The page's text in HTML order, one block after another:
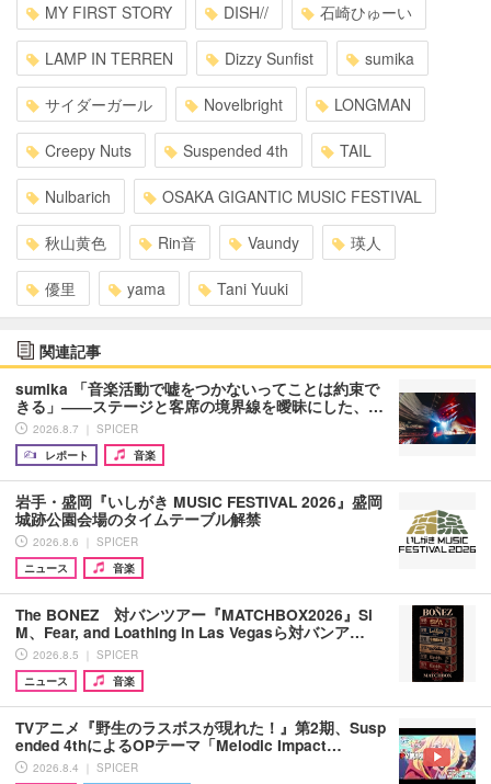
MY FIRST STORY DISH// 石崎ひゅーい
LAMP IN TERREN Dizzy Sunfist sumika
サイダーガール Novelbright LONGMAN
Creepy Nuts Suspended 4th TAIL
Nulbarich OSAKA GIGANTIC MUSIC FESTIVAL
秋山黄色 Rin音 Vaundy 瑛人
優里 yama Tani Yuuki
関連記事
sumika 「音楽活動で嘘をつかないってことは約束で
きる」――ステージと客席の境界線を曖昧にした、…
2026.8.7 ｜ SPICER
レポート
音楽
岩手・盛岡『いしがき MUSIC FESTIVAL 2026』盛岡
城跡公園会場のタイムテーブル解禁
2026.8.6 ｜ SPICER
ニュース
音楽
The BONEZ 対バンツアー『MATCHBOX2026』Si
M、Fear, and Loathing in Las Vegasら対バンア…
2026.8.5 ｜ SPICER
ニュース
音楽
TVアニメ『野生のラスボスが現れた！』第2期、Susp
ended 4thによるOPテーマ「Melodic Impact…
2026.8.4 ｜ SPICER